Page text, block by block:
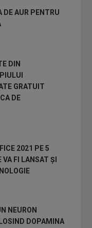
DE AUR PENTRU
DIN
GRATUIT
DE
2021 PE 5
FI LANSAT ȘI
NEURON
DOPAMINA